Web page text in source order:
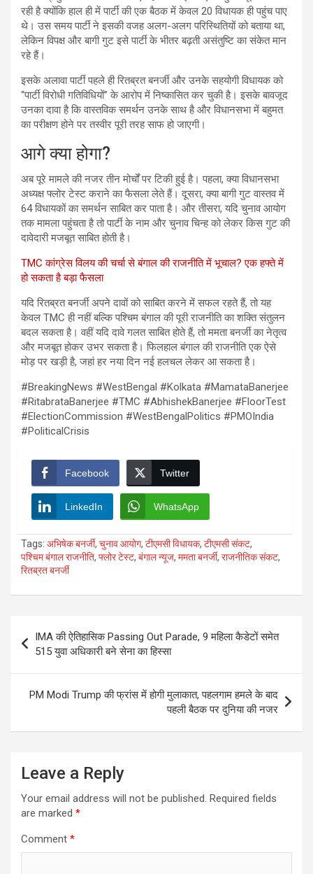
रही है क्योंकि हाल ही में पार्टी की एक बैठक में केवल 20 विधायक ही पहुंच पाए
थे। उस समय पार्टी ने इसकी वजह अलग-अलग परिस्थितियों को बताया था,
लेकिन विपक्ष और बागी गुट इसे पार्टी के भीतर बढ़ती असंतुष्टि का संकेत मान
रहे हैं।
इसके अलावा पार्टी पहले ही रितब्रत बनर्जी और उनके सहयोगी विधायक को
“पार्टी विरोधी गतिविधियों” के आरोप में निष्कासित कर चुकी है। इसके बावजूद
उनका दावा है कि वास्तविक समर्थन उनके साथ है और विधानसभा में बहुमत
का परीक्षण होने पर तस्वीर पूरी तरह साफ हो जाएगी।
आगे क्या होगा?
अब पूरे मामले की नजर तीन मोर्चों पर टिकी हुई है। पहला, क्या विधानसभा
अध्यक्ष फ्लोर टेस्ट कराने का फैसला लेते हैं। दूसरा, क्या बागी गुट वास्तव में
64 विधायकों का समर्थन साबित कर पाता है। और तीसरा, यदि चुनाव आयोग
तक मामला पहुंचता है तो पार्टी के नाम और चुनाव चिन्ह को लेकर किस गुट की
दावेदारी मजबूत साबित होती है।
TMC कांग्रेस विलय की चर्चा से बंगाल की राजनीति में भूचाल? एक हफ्ते में
हो सकता है बड़ा फैसला
यदि रितब्रत बनर्जी अपने दावों को साबित करने में सफल रहते हैं, तो यह
केवल TMC ही नहीं बल्कि पश्चिम बंगाल की पूरी राजनीति का शक्ति संतुलन
बदल सकता है। वहीं यदि दावे गलत साबित होते हैं, तो ममता बनर्जी का नेतृत्व
और मजबूत होकर उभर सकता है। फिलहाल बंगाल की राजनीति एक ऐसे
मोड़ पर खड़ी है, जहां हर नया दिन नई हलचल लेकर आ सकता है।
#BreakingNews #WestBengal #Kolkata #MamataBanerjee
#RitabrataBanerjee #TMC #AbhishekBanerjee #FloorTest
#ElectionCommission #WestBengalPolitics #PMOIndia
#PoliticalCrisis
Facebook Twitter
LinkedIn WhatsApp
Tags: अभिषेक बनर्जी, चुनाव आयोग, टीएमसी विधायक, टीएमसी संकट,
पश्चिम बंगाल राजनीति, फ्लोर टेस्ट, बंगाल न्यूज, ममता बनर्जी, राजनीतिक संकट,
रितब्रत बनर्जी
navigation
IMA की ऐतिहासिक Passing Out Parade, 9 महिला कैडेटों समेत
515 युवा अधिकारी बने सेना का हिस्सा
PM Modi Trump की फ्रांस में होगी मुलाकात, पहलगाम हमले के बाद
पहली बैठक पर दुनिया की नजर
Leave a Reply
Your email address will not be published. Required fields
are marked *
Comment *